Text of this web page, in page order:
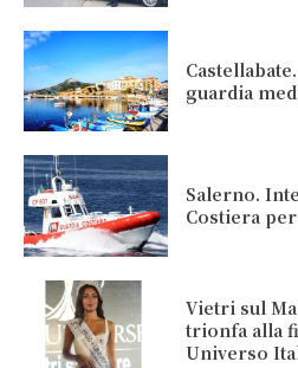
guardia
Salerno.
Costiera
Vietri sul
trionfa alla
Universo